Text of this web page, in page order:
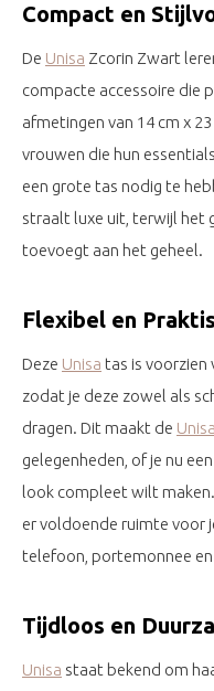
Compact en
De Unisa Zcorin Zwart
compacte accessoire die
afmetingen van 14 cm x
vrouwen die hun
een grote tas nodig te
straalt luxe uit, terwijl het
toevoegt aan het geheel.
Flexibel en
Deze Unisa tas is voorzien
zodat je deze zowel als
dragen. Dit maakt de Unisa
gelegenheden, of je nu
look compleet wilt
er voldoende ruimte voor
telefoon, portemonnee
Tijdloos en
Unisa staat bekend om